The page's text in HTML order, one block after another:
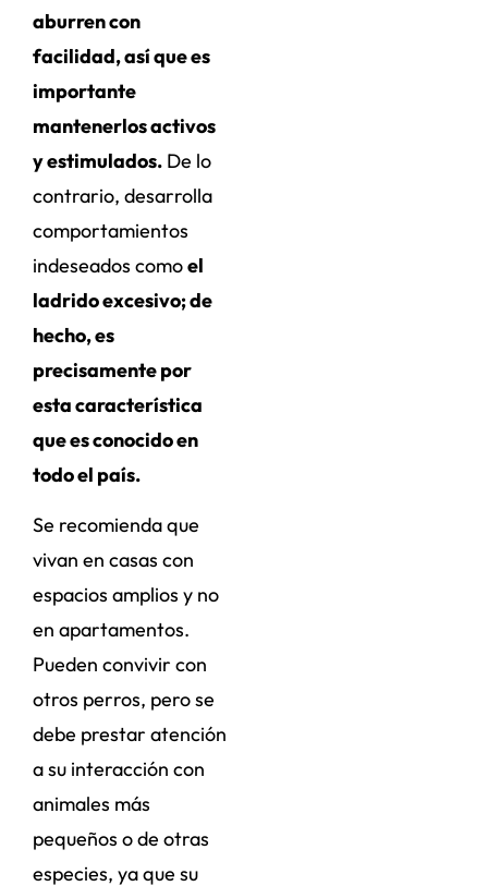
aburren con
facilidad, así que es
importante
mantenerlos activos
y estimulados. De lo
contrario, desarrolla
comportamientos
indeseados comoel
ladrido excesivo; de
hecho, es
precisamente por
esta característica
que es conocido en
todo el país.
Se recomienda que
vivan en casas con
espacios amplios y no
en apartamentos.
Pueden convivir con
otros perros, pero se
debe prestar atención
a su interacción con
animales más
pequeños o de otras
especies, ya que su